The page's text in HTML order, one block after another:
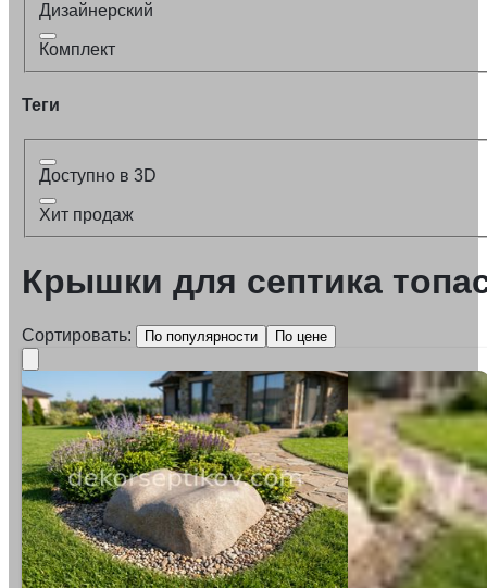
Дизайнерский
Комплект
Теги
Доступно в 3D
Хит продаж
Крышки для септика
Сортировать: По популярности По цене